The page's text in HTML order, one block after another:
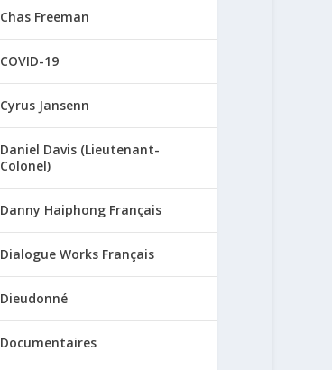
Chas Freeman
COVID-19
Cyrus Jansenn
Daniel Davis (Lieutenant-
Colonel)
Danny Haiphong Français
Dialogue Works Français
Dieudonné
Documentaires